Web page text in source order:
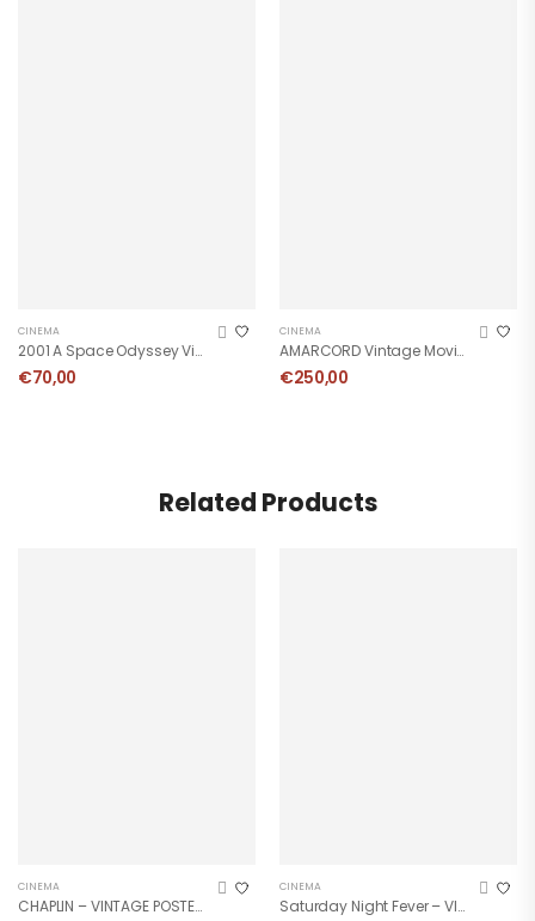
CINEMA
2001 A Space Odyssey Vintage Poster
€70,00
CINEMA
AMARCORD Vintage Movie Poster
€250,00
Related Products
CINEMA
CHAPLIN – VINTAGE POSTER 1992
CINEMA
Saturday Night Fever – VINTAGE POSTER 1978